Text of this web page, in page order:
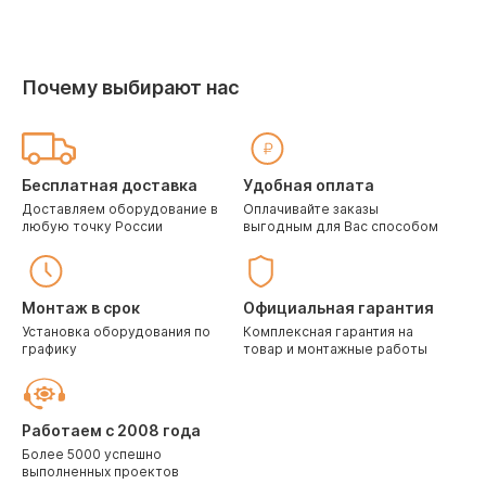
Почему выбирают нас
Бесплатная доставка
Доставляем оборудование в
любую точку России
Удобная оплата
Оплачивайте заказы
выгодным для Вас способом
Монтаж в срок
Установка оборудования по
графику
Официальная гарантия
Комплексная гарантия на
товар и монтажные работы
Работаем с 2008 года
Более 5000 успешно
выполненных проектов